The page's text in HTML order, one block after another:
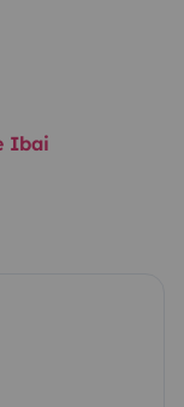
Ibai